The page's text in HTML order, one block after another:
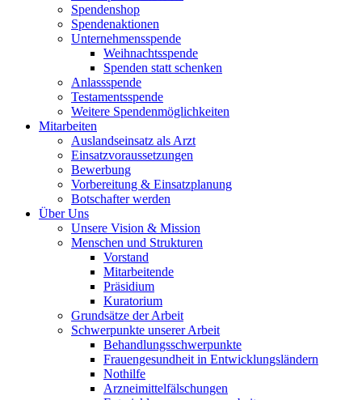
Spendenshop
Spendenaktionen
Unternehmens­spende
Weihnachtsspende
Spenden statt schenken
Anlassspende
Testamentsspende
Weitere Spenden­möglichkeiten
Mitarbeiten
Auslandseinsatz als Arzt
Einsatzvoraussetzungen
Bewerbung
Vorbereitung & Einsatzplanung
Botschafter werden
Über Uns
Unsere Vision & Mission
Menschen und Strukturen
Vorstand
Mitarbeitende
Präsidium
Kuratorium
Grundsätze der Arbeit
Schwerpunkte unserer Arbeit
Behandlungs­schwerpunkte
Frauengesundheit in Entwicklungsländern
Nothilfe
Arzneimittel­fälschungen